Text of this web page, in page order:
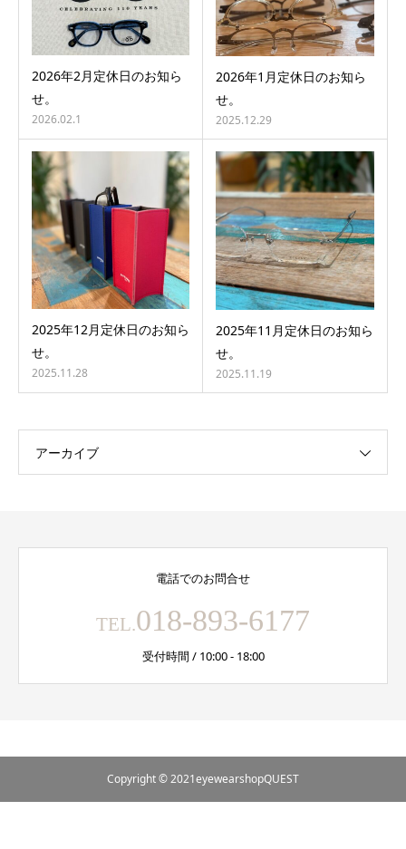
2026年2月定休日のお知ら
せ。
2026.02.1
2026年1月定休日のお知ら
せ。
2025.12.29
2025年12月定休日のお知ら
せ。
2025.11.28
2025年11月定休日のお知ら
せ。
2025.11.19
アーカイブ
電話でのお問合せ
TEL.018-893-6177
受付時間 / 10:00 - 18:00
Copyright © 2021eyewearshopQUEST